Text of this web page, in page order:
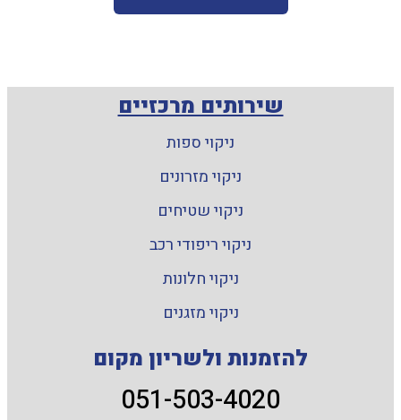
שירותים מרכזיים
ניקוי ספות
ניקוי מזרונים
ניקוי שטיחים
ניקוי ריפודי רכב
ניקוי חלונות
ניקוי מזגנים
להזמנות ולשריון מקום
051-503-4020